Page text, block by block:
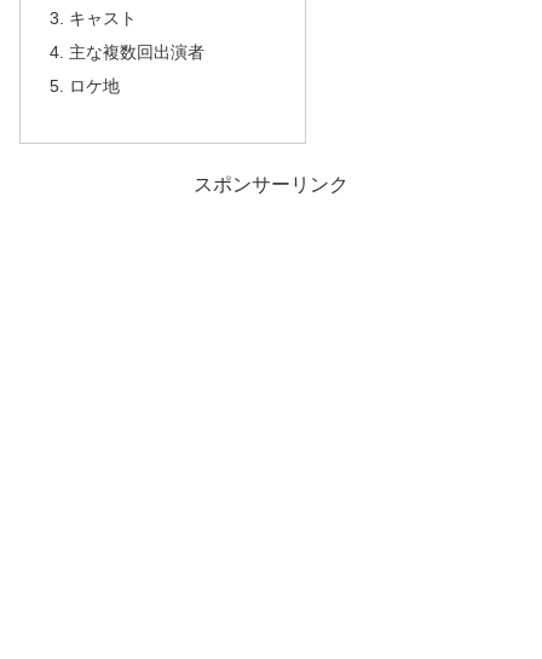
キャスト
主な複数回出演者
ロケ地
スポンサーリンク